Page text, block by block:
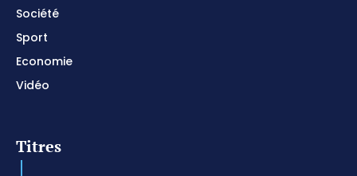
Société
Sport
Economie
Vidéo
Titres